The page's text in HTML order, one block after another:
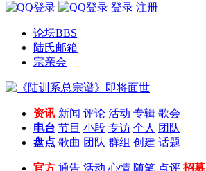
登录 注册
论坛BBS
陆氏邮箱
宗亲会
资讯 新闻 评论 活动 专辑 歌会
电台 节目 小段 专访 个人 团队
盘点 歌曲 团队 群组 创建 话题
官方 通告 活动 心情 随笔 点评 招募